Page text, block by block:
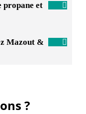
propane et
Mazout &
?